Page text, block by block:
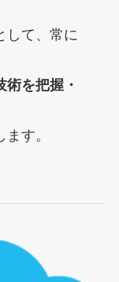
して、常に
術を把握・
す。